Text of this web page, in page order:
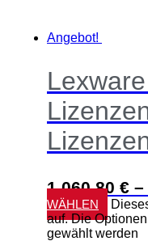
Angebot!
1.060,80 € –
WÄHLEN
auf. Die
gewählt werden